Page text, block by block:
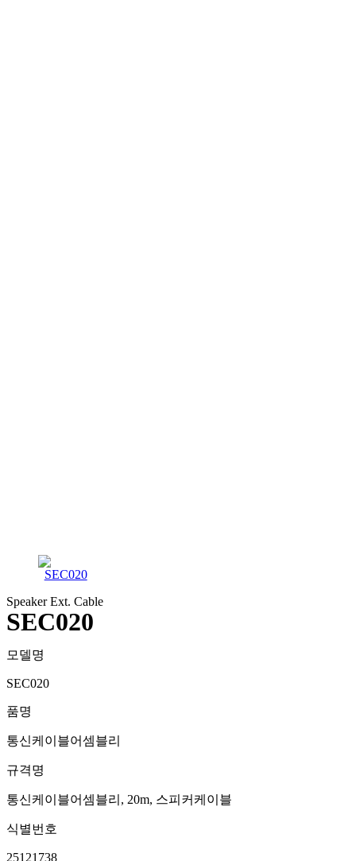
Speaker Ext. Cable
SEC020
모델명
SEC020
품명
통신케이블어셈블리
규격명
통신케이블어셈블리, 20m, 스피커케이블
식별번호
25121738